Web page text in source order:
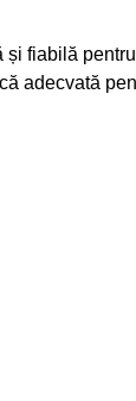
fiabilă
adecvată